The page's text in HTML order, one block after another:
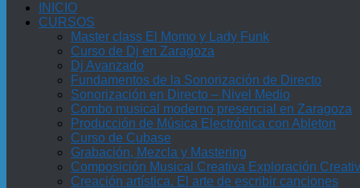
INICIO
CURSOS
Master class El Momo y Lady Funk
Curso de Dj en Zaragoza
Dj Avanzado
Fundamentos de la Sonorización de Directo
Sonorización en Directo – Nivel Medio
Combo musical moderno presencial en Zaragoza
Producción de Música Electrónica con Ableton
Curso de Cubase
Grabación, Mezcla y Mastering
Composición Musical Creativa Exploración
Creación artística. El arte de escribir canciones